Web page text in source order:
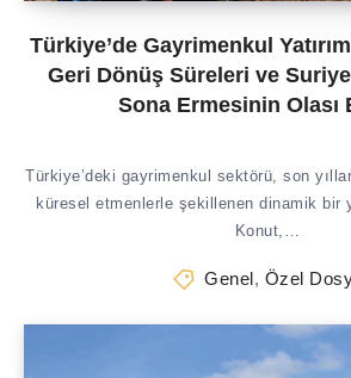
Türkiye’de Gayrimenkul
Geri Dönüş Süreleri ve
Sona Ermesinin Olası
Türkiye’deki gayrimenkul sektörü, son
küresel etmenlerle şekillenen dinamik bir
Konut,…
Genel, Özel